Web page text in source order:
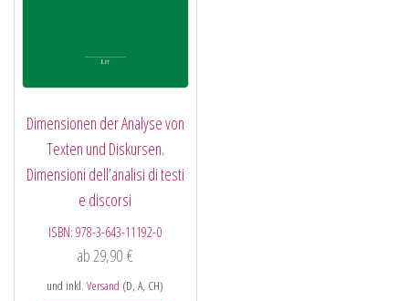
Dimensionen der Analyse von
Texten und Diskursen.
Dimensioni dell’analisi di testi
e discorsi
ISBN:978-3-643-11192-0
ab 29,90€
und inkl.Versand (D, A, CH)